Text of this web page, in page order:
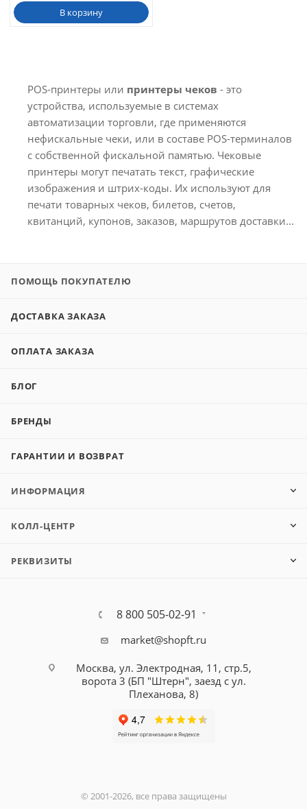
В корзину
POS-принтеры или принтеры чеков - это
устройства, используемые в системах
автоматизации торговли, где применяются
нефискальные чеки, или в составе POS-терминалов
с собственной фискальной памятью. Чековые
принтеры могут печатать текст, графические
изображения и штрих-коды. Их используют для
печати товарных чеков, билетов, счетов,
квитанций, купонов, заказов, маршрутов доставки...
ПОМОЩЬ ПОКУПАТЕЛЮ
ДОСТАВКА ЗАКАЗА
ОПЛАТА ЗАКАЗА
БЛОГ
БРЕНДЫ
ГАРАНТИИ И ВОЗВРАТ
ИНФОРМАЦИЯ
КОЛЛ-ЦЕНТР
РЕКВИЗИТЫ
8 800 505-02-91
market@shopft.ru
Москва, ул. Электродная, 11, стр.5,
ворота 3 (БП "Штерн", заезд с ул.
Плеханова, 8)
© 2001-2026, все права защищены